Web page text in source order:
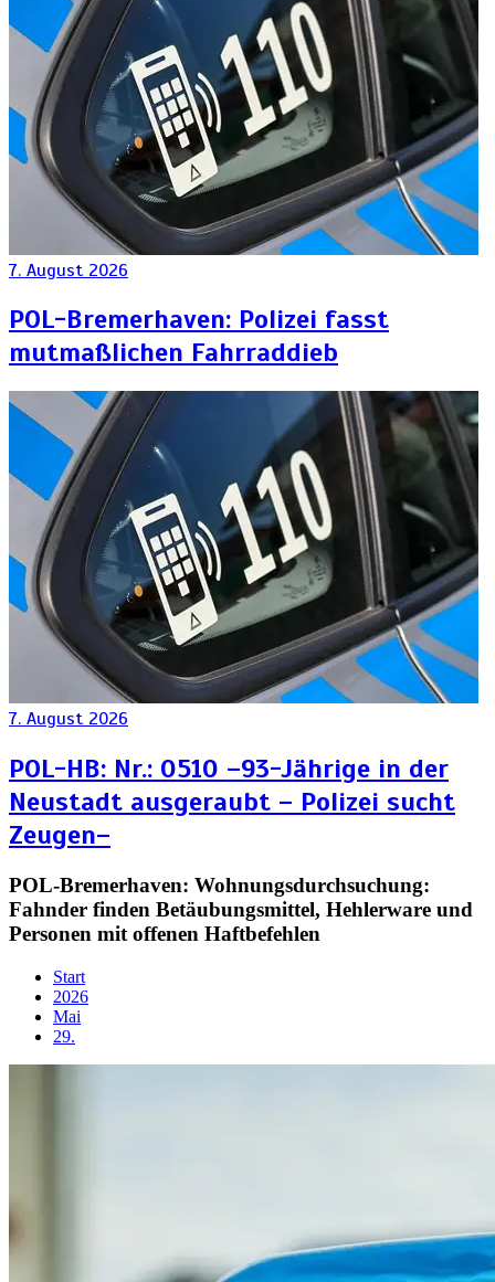
7. August 2026
POL-Bremerhaven: Polizei fasst
mutmaßlichen Fahrraddieb
7. August 2026
POL-HB: Nr.: 0510 –93-Jährige in der
Neustadt ausgeraubt – Polizei sucht
Zeugen–
POL-Bremerhaven: Wohnungsdurchsuchung:
Fahnder finden Betäubungsmittel, Hehlerware und
Personen mit offenen Haftbefehlen
Start
2026
Mai
29.